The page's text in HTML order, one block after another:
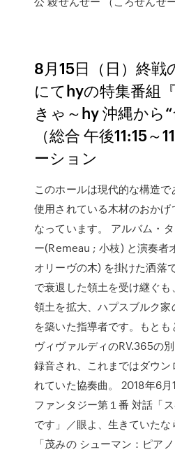
8月15日（日）終戦
にてhyの特集番組
きゃ～hy 沖縄から“
（総合 午後11:15～
ーション
このホールは現代的な構造で
使用されている木材のおかげ
なっています。 アルバム・
ー(Remeau ; 小枝) と演奏者
オリーヴの木) を掛けた洒落
で衰退した領土を受け継ぐ
領土を拡大、ハプスブルク家
を築いた指導者です。もとも
ヴィヴァルディのRV.365の
録音され、これまではダウ
れていた協奏曲。 2018年6
ファンタジー第１番 対話「
です」／眼よ、生きていた
「茂みの シューマン：ピア